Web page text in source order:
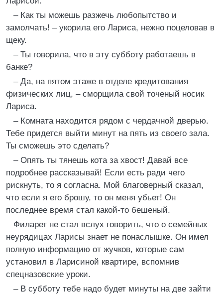
– Как ты можешь разжечь любопытство и
замолчать! – укорила его Лариса, нежно поцеловав в
щеку.
– Ты говорила, что в эту субботу работаешь в
банке?
– Да, на пятом этаже в отделе кредитования
физических лиц, – сморщила свой точеный носик
Лариса.
– Комната находится рядом с чердачной дверью.
Тебе придется выйти минут на пять из своего зала.
Ты сможешь это сделать?
– Опять ты тянешь кота за хвост! Давай все
подробнее рассказывай! Если есть ради чего
рискнуть, то я согласна. Мой благоверный сказал,
что если я его брошу, то он меня убьет! Он
последнее время стал какой-то бешеный.
Филарет не стал вслух говорить, что о семейных
неурядицах Ларисы знает не понаслышке. Он имел
полную информацию от жучков, которые сам
установил в Ларисиной квартире, вспомнив
спецназовские уроки.
– В субботу тебе надо будет минуты на две зайти